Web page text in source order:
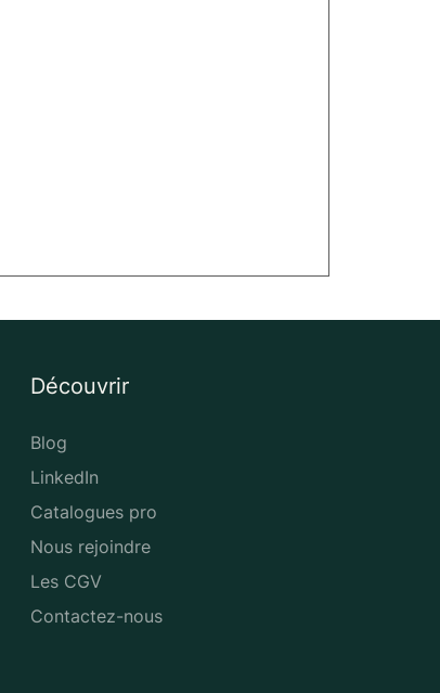
Découvrir
Blog
LinkedIn
Catalogues pro
Nous rejoindre
Les CGV
Contactez-nous